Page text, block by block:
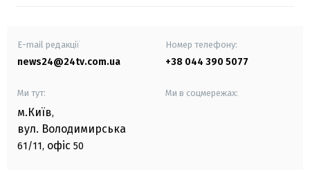
E-mail редакції
news24@24tv.com.ua
Номер телефону:
+38 044 390 5077
Ми тут:
м.Київ,
вул. Володимирська
61/11, офіс 50
Ми в соцмережах: